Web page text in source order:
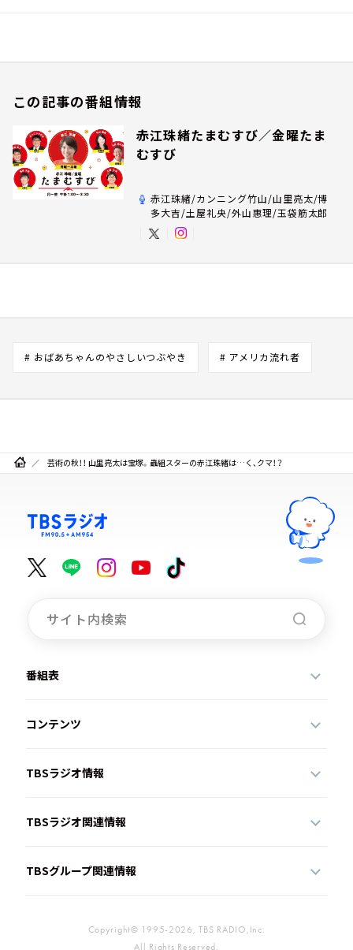
この記事の番組情報
赤江珠緒たまむすび／金曜たま
むすび
赤江珠緒/カンニング竹山/山里亮太/博
多大吉/土屋礼央/外山惠理/玉袋筋太郎
# おばあちゃんのやさしいつぶやき # アメリカ流れ者
芸術の秋！！ 山里亮太は宝塚。蟲組スターの赤江珠緒は…く、クマ！？
番組表
コンテンツ
TBSラジオ情報
TBSラジオ関連情報
TBSグループ関連情報
Copyright© 1995-2026, TBS RADIO,Inc.
All Rights Reserved.